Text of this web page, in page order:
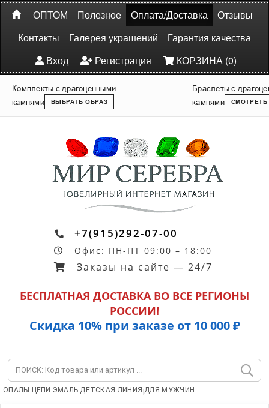
ОПТОМ Полезное Оплата/Доставка
Отзывы
Контакты
Галерея украшений
Гарантия качества
Вход
Регистрация КОРЗИНА (0)
Комплекты с драгоценными
камнями
ВЫБРАТЬ ОБРАЗ
Браслеты с
камнями
СМОТРЕТЬ
+7(915)292-07-00
Офис: ПН-ПТ 09:00 – 18:00
Заказы на сайте — 24/7
БЕСПЛАТНАЯ ДОСТАВКА ВО ВСЕ РЕГИОНЫ
РОССИИ!
Скидка 10% при заказе от 10 000 ₽
ОПАЛЫ | ЦЕПИ |ЭМАЛЬ|ДЕТСКАЯ ЛИНИЯ |ДЛЯ МУЖЧИН